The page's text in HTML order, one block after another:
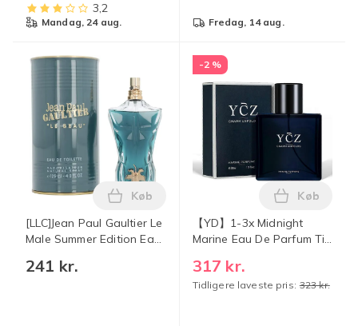
3,2
mandag, 24 aug. fredag, 14 aug.
[LLC]Jean Paul Gaultier Le
Male Summer Edition Eau
Frisk citrusduft med
241 kr.
Læg [LLC]Jean Paul Gaultier Le Male
Køb
-2 %
【YD】1-3x Midnight
Marine Eau De Parfum Til
Parfume Maskulin
Duftspray 1PC
317 kr.
Tidligere laveste pris: 323 kr.
Læg 【YD
Køb